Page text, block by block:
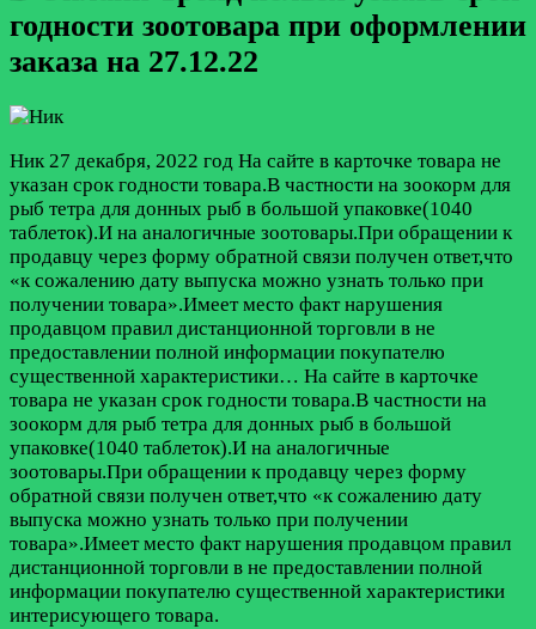
годности зоотовара при оформлении
заказа на 27.12.22
Ник 27 декабря, 2022 год На сайте в карточке товара не
указан срок годности товара.В частности на зоокорм для
рыб тетра для донных рыб в большой упаковке(1040
таблеток).И на аналогичные зоотовары.При обращении к
продавцу через форму обратной связи получен ответ,что
«к сожалению дату выпуска можно узнать только при
получении товара».Имеет место факт нарушения
продавцом правил дистанционной торговли в не
предоставлении полной информации покупателю
существенной характеристики… На сайте в карточке
товара не указан срок годности товара.В частности на
зоокорм для рыб тетра для донных рыб в большой
упаковке(1040 таблеток).И на аналогичные
зоотовары.При обращении к продавцу через форму
обратной связи получен ответ,что «к сожалению дату
выпуска можно узнать только при получении
товара».Имеет место факт нарушения продавцом правил
дистанционной торговли в не предоставлении полной
информации покупателю существенной характеристики
интерисующего товара.